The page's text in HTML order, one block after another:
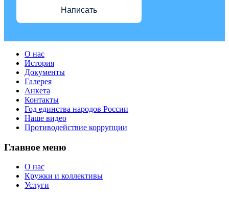
Написать
О нас
История
Документы
Галерея
Анкета
Контакты
Год единства народов России
Наше видео
Противодействие коррупции
Главное меню
О нас
Кружки и коллективы
Услуги